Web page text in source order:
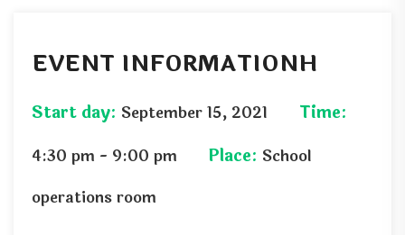
EVENT INFORMATIONH
Start day: September 15, 2021 Time:
4:30 pm - 9:00 pm Place: School
operations room